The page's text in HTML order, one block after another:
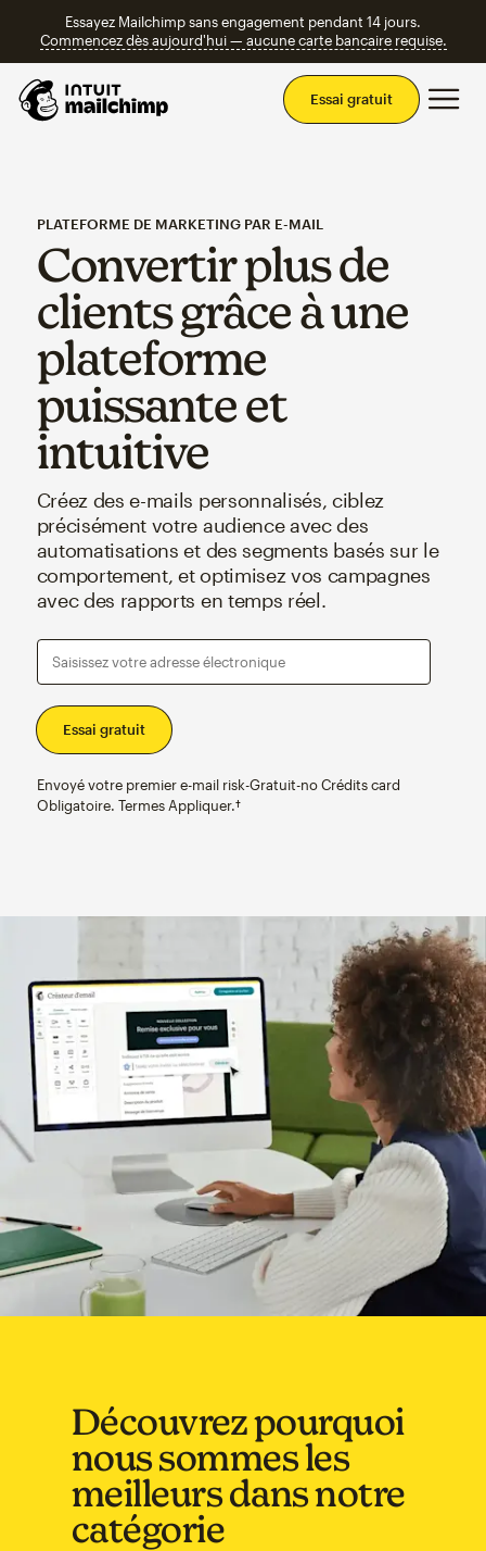
Essayez Mailchimp sans engagement pendant 14 jours.
Commencez dès aujourd'hui — aucune carte bancaire requise.
Essai gratuit
PLATEFORME DE MARKETING PAR E-MAIL
Convertir plus de
clients grâce à une
plateforme
puissante et
intuitive
Créez des e-mails personnalisés, ciblez
précisément votre audience avec des
automatisations et des segments basés sur le
comportement, et optimisez vos campagnes
avec des rapports en temps réel.
Saisissez votre adresse électronique
Envoyé votre premier e-mail risk-Gratuit-no Crédits card
Obligatoire. Termes Appliquer.†
Découvrez pourquoi
nous sommes les
meilleurs dans notre
catégorie